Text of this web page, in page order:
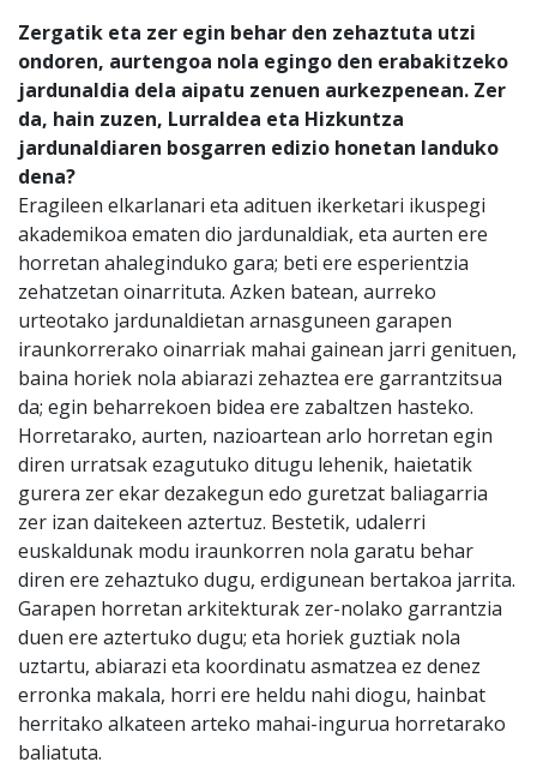
Zergatik eta zer egin behar den zehaztuta utzi
ondoren, aurtengoa nola egingo den erabakitzeko
jardunaldia dela aipatu zenuen aurkezpenean. Zer
da, hain zuzen, Lurraldea eta Hizkuntza
jardunaldiaren bosgarren edizio honetan landuko
dena?
Eragileen elkarlanari eta adituen ikerketari ikuspegi
akademikoa ematen dio jardunaldiak, eta aurten ere
horretan ahaleginduko gara; beti ere esperientzia
zehatzetan oinarrituta. Azken batean, aurreko
urteotako jardunaldietan arnasguneen garapen
iraunkorrerako oinarriak mahai gainean jarri genituen,
baina horiek nola abiarazi zehaztea ere garrantzitsua
da; egin beharrekoen bidea ere zabaltzen hasteko.
Horretarako, aurten, nazioartean arlo horretan egin
diren urratsak ezagutuko ditugu lehenik, haietatik
gurera zer ekar dezakegun edo guretzat baliagarria
zer izan daitekeen aztertuz. Bestetik, udalerri
euskaldunak modu iraunkorren nola garatu behar
diren ere zehaztuko dugu, erdigunean bertakoa jarrita.
Garapen horretan arkitekturak zer-nolako garrantzia
duen ere aztertuko dugu; eta horiek guztiak nola
uztartu, abiarazi eta koordinatu asmatzea ez denez
erronka makala, horri ere heldu nahi diogu, hainbat
herritako alkateen arteko mahai-ingurua horretarako
baliatuta.